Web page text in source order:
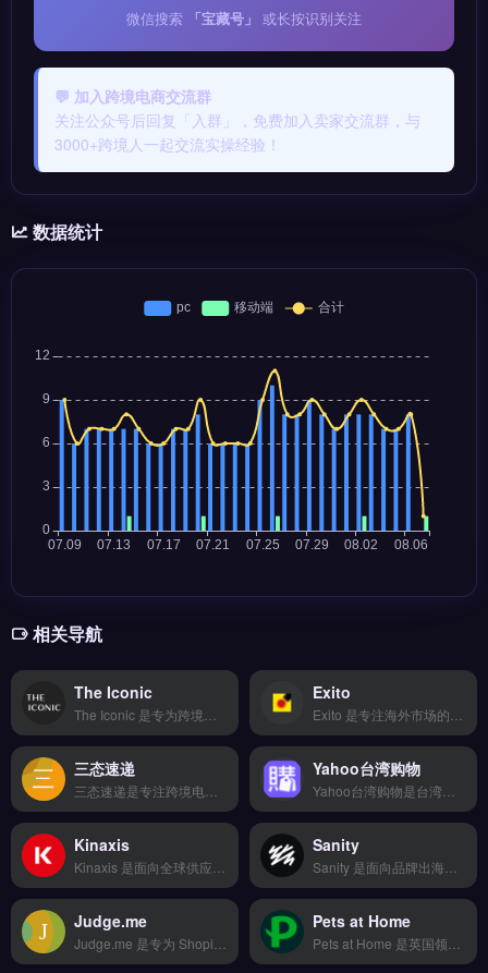
微信搜索 「宝藏号」 或长按识别关注
💬 加入跨境电商交流群
关注公众号后回复「入群」，免费加入卖家交流群，与
3000+跨境人一起交流实操经验！
数据统计
相关导航
The Iconic Exito
三态速递 Yahoo台湾购物
Kinaxis Sanity
Judge.me Pets at Home